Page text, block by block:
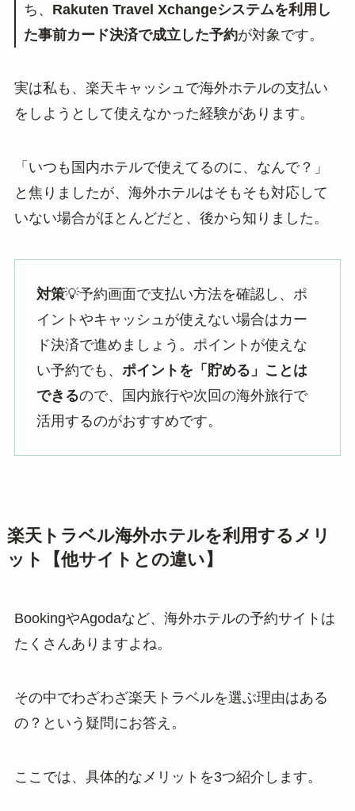
ち、 Rakuten Travel Xchangeシステムを利用し
た事前カード決済で成立した予約が対象です。
実は私も、楽天キャッシュで海外ホテルの支払い
をしようとして使えなかった経験があります。
「いつも国内ホテルで使えてるのに、なんで？」
と焦りましたが、海外ホテルはそもそも対応して
いない場合がほとんどだと、後から知りました。
対策💡予約画面で支払い方法を確認し、ポ
イントやキャッシュが使えない場合はカー
ド決済で進めましょう。ポイントが使えな
い予約でも、 ポイントを「貯める」ことは
できるので、国内旅行や次回の海外旅行で
活用するのがおすすめです。
楽天トラベル海外ホテルを利用するメリ
ット【他サイトとの違い】
BookingやAgodaなど、海外ホテルの予約サイトは
たくさんありますよね。
その中でわざわざ楽天トラベルを選ぶ理由はある
の？という疑問にお答え。
ここでは、具体的なメリットを3つ紹介します。